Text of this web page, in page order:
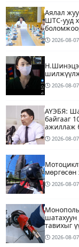
Аялал
ШТС-ууд
2026-08-07
2026-08-07
АҮЭБЯ:
байгааг
ажиллаж
2026-08-07
2026-08-07
тавихыг
2026-08-07